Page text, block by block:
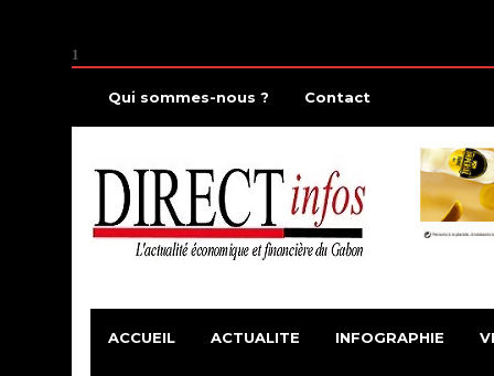
1
Qui sommes-nous ? Contact
ACCUEIL ACTUALITE INFOGRAPHIE